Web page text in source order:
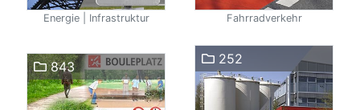
Energie | Infrastruktur Fahrradverkehr
843 252